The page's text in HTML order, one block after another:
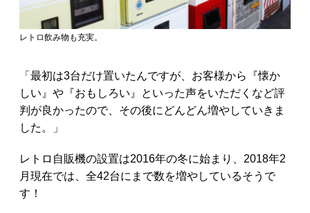
レトロ飲み物も充実。
「最初は3台だけ置いたんですが、お客様から『懐か
しい』や『おもしろい』といった声をいただくなど評
判が良かったので、その後にどんどん増やしていきま
した。」
レトロ自販機の設置は2016年の冬に始まり、2018年2
月現在では、全42台にまで数を増やしているそうで
す！